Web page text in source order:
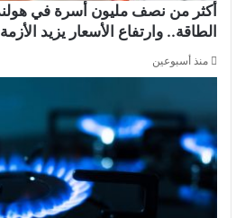
أكثر من نصف مليون أسرة في
الطاقة.. وارتفاع الأسعار يزيد الأزمة
منذ أسبوعين